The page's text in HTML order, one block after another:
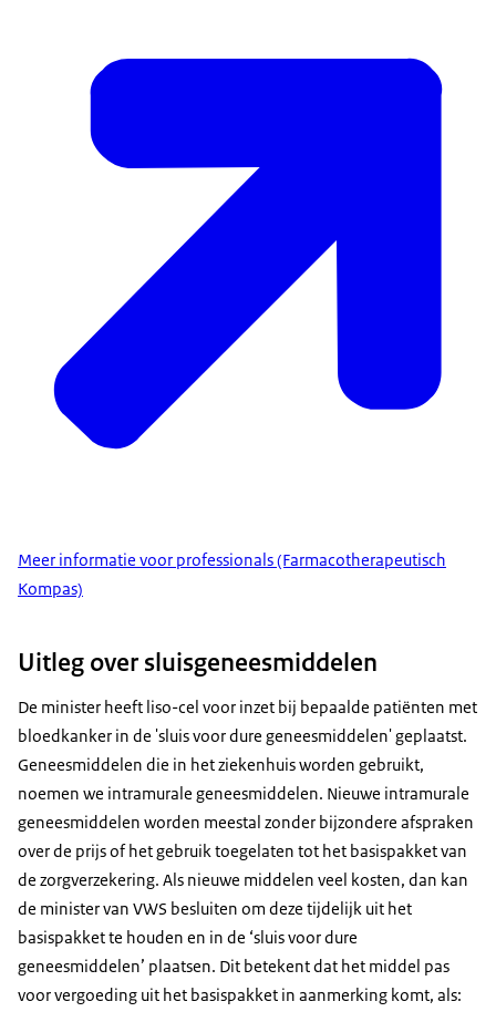
Meer informatie voor professionals (Farmacotherapeutisch
Kompas)
Uitleg over sluisgeneesmiddelen
De minister heeft liso-cel voor inzet bij bepaalde patiënten met
bloedkanker in de 'sluis voor dure geneesmiddelen' geplaatst.
Geneesmiddelen die in het ziekenhuis worden gebruikt,
noemen we intramurale geneesmiddelen. Nieuwe intramurale
geneesmiddelen worden meestal zonder bijzondere afspraken
over de prijs of het gebruik toegelaten tot het basispakket van
de zorgverzekering. Als nieuwe middelen veel kosten, dan kan
de minister van VWS besluiten om deze tijdelijk uit het
basispakket te houden en in de ‘sluis voor dure
geneesmiddelen’ plaatsen. Dit betekent dat het middel pas
voor vergoeding uit het basispakket in aanmerking komt, als: